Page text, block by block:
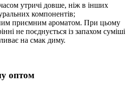
утричі довше, ніж в інших
компонентів;
приємним ароматом. При цьому
не поєднується із запахом суміші
на смак диму.
оптом